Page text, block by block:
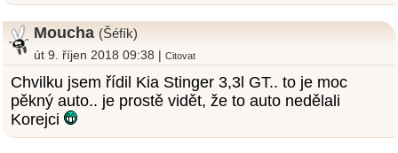
Moucha (Šéfík)
út 9. říjen 2018 09:38 | Citovat
Chvilku jsem řídil Kia Stinger 3,3l GT.. to je moc
pěkný auto.. je prostě vidět, že to auto nedělali
Korejci